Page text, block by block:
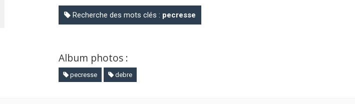
Recherche des mots clés : pecresse
Album photos :
pecresse debre